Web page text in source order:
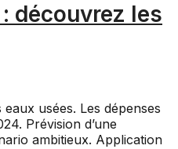
découvrez les
usées. Les dépenses
Prévision d’une
ambitieux. Application